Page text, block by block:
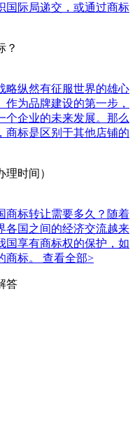
国际局递交，或通过商标
？
略纵然有征服世界的雄心
为品牌建设的第一步，
个企业的未来发展。那么
商标是区别于其他店铺的
时间）
商标转让需要多久？随着
各国之间的经济交流越来
国享有商标权的保护，如
商标。 查看全部>
答